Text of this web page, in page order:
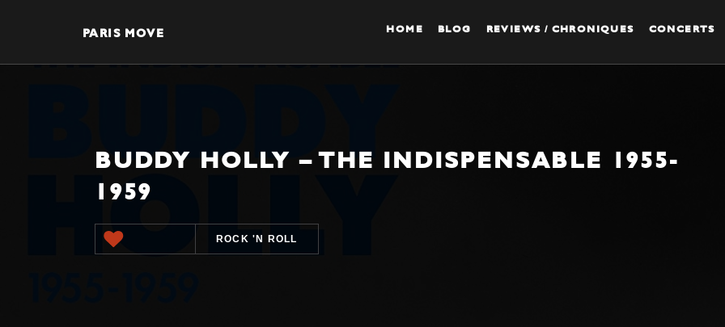
PARIS MOVE HOME BLOG REVIEWS / CHRONIQUES CONCERTS
BUDDY HOLLY – THE INDISPENSABLE 1955-
1959
ROCK 'N ROLL